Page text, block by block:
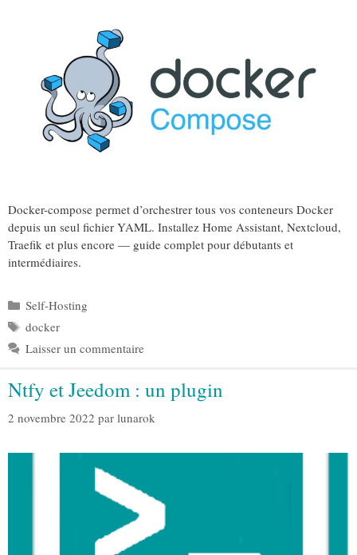
Docker-compose permet d’orchestrer tous vos conteneurs Docker
depuis un seul fichier YAML. Installez Home Assistant, Nextcloud,
Traefik et plus encore — guide complet pour débutants et
intermédiaires.
Catégories
Self-Hosting
Étiquettes
docker
Laisser un commentaire
Ntfy et Jeedom : un plugin
2 novembre 2022 par lunarok